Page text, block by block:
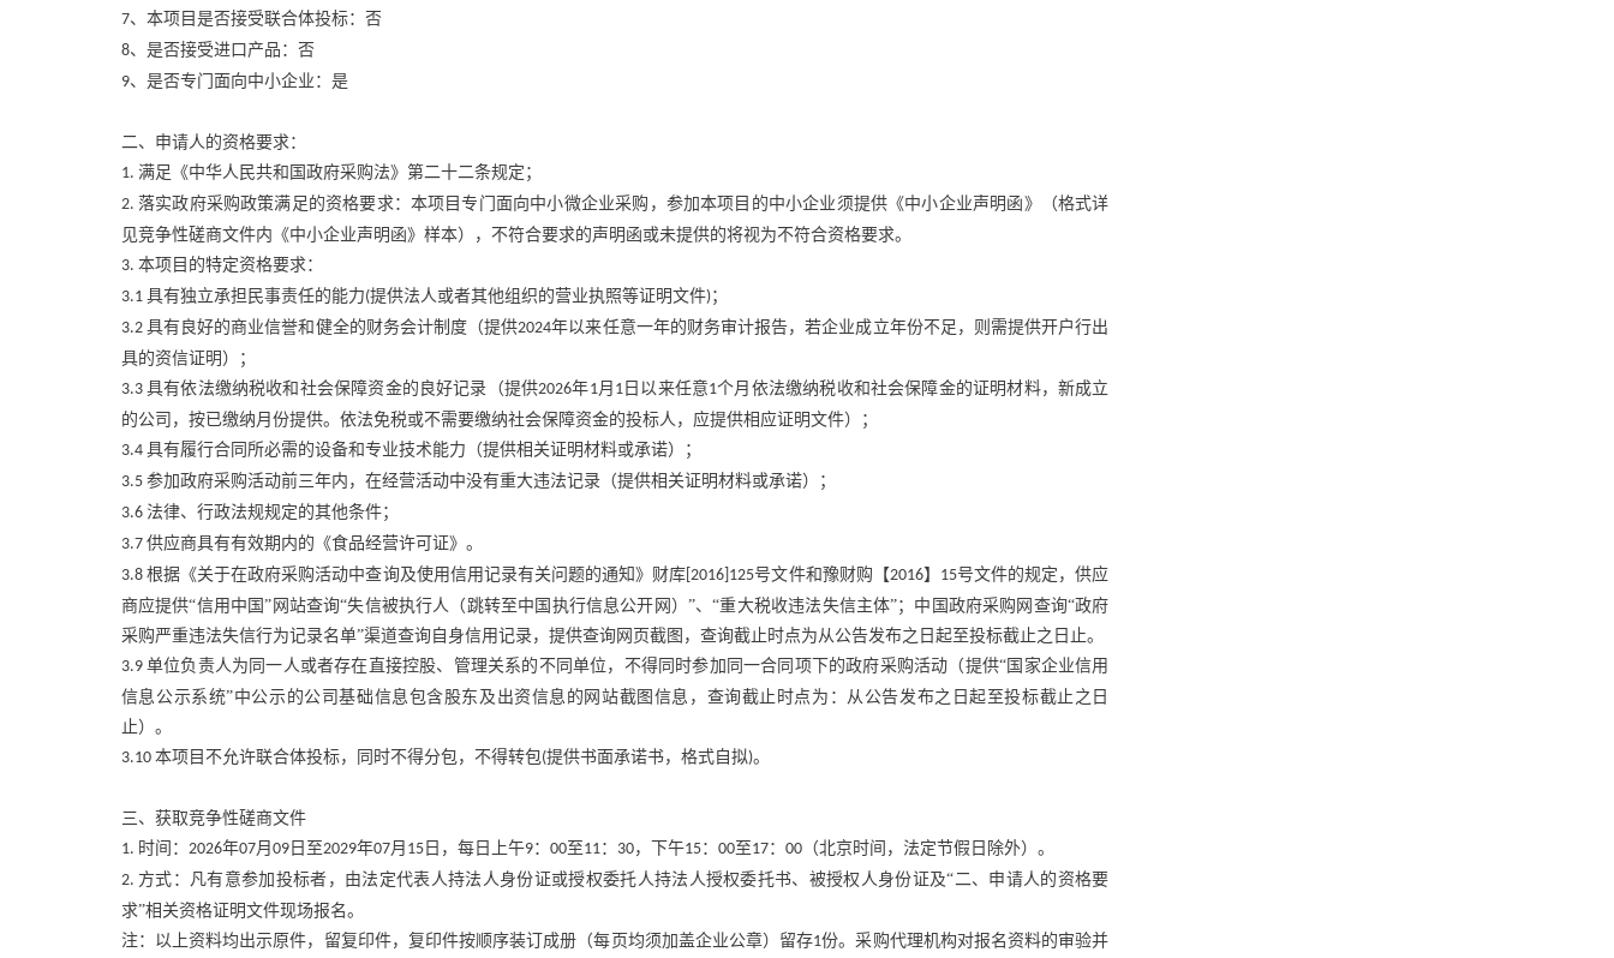
7、本项目是否接受联合体投标：否
8、是否接受进口产品：否
9、是否专门面向中小企业：是
二、申请人的资格要求：
1. 满足《中华人民共和国政府采购法》第二十二条规定；
2. 落实政府采购政策满足的资格要求：本项目专门面向中小微企业采购，参加本项目的中小企业须提供《中小企业声明函》（格式详
见竞争性磋商文件内《中小企业声明函》样本），不符合要求的声明函或未提供的将视为不符合资格要求。
3. 本项目的特定资格要求：
3.1 具有独立承担民事责任的能力(提供法人或者其他组织的营业执照等证明文件)；
3.2 具有良好的商业信誉和健全的财务会计制度（提供2024年以来任意一年的财务审计报告，若企业成立年份不足，则需提供开户行出
具的资信证明）；
3.3 具有依法缴纳税收和社会保障资金的良好记录（提供2026年1月 1 日以来任意1个月依法缴纳税收和社会保障金的证明材料，新成立
的公司，按已缴纳月份提供。依法免税或不需要缴纳社会保障资金的投标人，应提供相应证明文件）；
3.4 具有履行合同所必需的设备和专业技术能力（提供相关证明材料或承诺）；
3.5 参加政府采购活动前三年内，在经营活动中没有重大违法记录（提供相关证明材料或承诺）；
3.6 法律、行政法规规定的其他条件；
3.7 供应商具有有效期内的《食品经营许可证》。
3.8 根据《关于在政府采购活动中查询及使用信用记录有关问题的通知》财库 [2016]125号文件和豫财购【2016】 15号文件的规定，供应
商应提供“信用中国”网站查询“失信被执行人（跳转至中国执行信息公开网）”、“重大税收违法失信主体”；中国政府采购网查询“政府
采购严重违法失信行为记录名单”渠道查询自身信用记录，提供查询网页截图，查询截止时点为从公告发布之日起至投标截止之日止。
3.9 单位负责人为同一人或者存在直接控股、管理关系的不同单位，不得同时参加同一合同项下的政府采购活动（提供“国家企业信用
信息公示系统”中公示的公司基础信息包含股东及出资信息的网站截图信息，查询截止时点为：从公告发布之日起至投标截止之日
止）。
3.10 本项目不允许联合体投标，同时不得分包，不得转包(提供书面承诺书，格式自拟)。
三、获取竞争性磋商文件
1. 时间： 2026年07月 09日至2029年07月 15日，每日上午9： 00至11： 30，下午15： 00至17： 00（北京时间，法定节假日除外）。
2. 方式：凡有意参加投标者，由法定代表人持法人身份证或授权委托人持法人授权委托书、被授权人身份证及“二、申请人的资格要
求”相关资格证明文件现场报名。
注：以上资料均出示原件，留复印件，复印件按顺序装订成册（每页均须加盖企业公章）留存1份。采购代理机构对报名资料的审验并